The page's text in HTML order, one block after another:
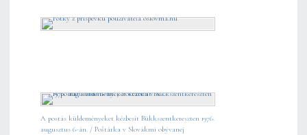
A postás küldeményeket kézbesít Bükkszentkereszten 1976.
augusztus 6-án. / Poštárka v Slovákmi obývanej